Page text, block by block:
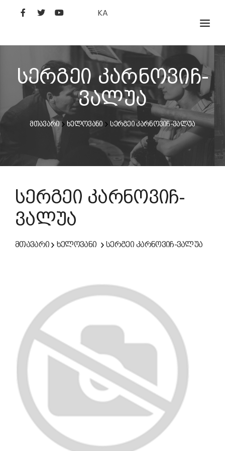
KA
ᲤᲘᲚᲛᲔᲑᲘ
ᲮᲔᲚᲝᲕᲐᲜᲘ
ᲙᲘᲜᲝᲡᲢᲣᲓᲘᲐ
ᲙᲘᲜᲝᲐᲙᲐᲓᲔᲛᲘᲐ
სერგეი კარნოვიჩ-
ვალუა
მთავარი ხელოვანი სერგეი კარნოვიჩ-ვალუა
სერგეი კარნოვიჩ-
ვალუა
მთავარი ხელოვანი სერგეი კარნოვიჩ-ვალუა